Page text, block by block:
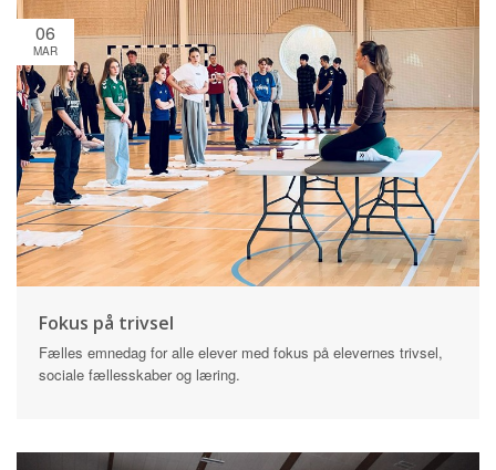
06
MAR
Fokus på trivsel
Fælles emnedag for alle elever med fokus på elevernes trivsel,
sociale fællesskaber og læring.